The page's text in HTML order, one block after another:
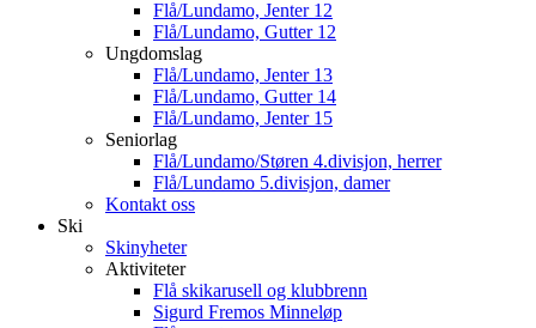
Flå/Lundamo, Jenter 12
Flå/Lundamo, Gutter 12
Ungdomslag
Flå/Lundamo, Jenter 13
Flå/Lundamo, Gutter 14
Flå/Lundamo, Jenter 15
Seniorlag
Flå/Lundamo/Støren 4.divisjon, herrer
Flå/Lundamo 5.divisjon, damer
Kontakt oss
Ski
Skinyheter
Aktiviteter
Flå skikarusell og klubbrenn
Sigurd Fremos Minneløp